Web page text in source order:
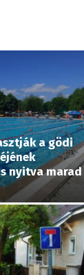
a gödi
nyitva marad